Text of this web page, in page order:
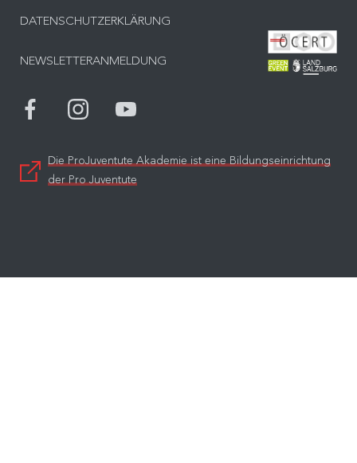
DATENSCHUTZERKLÄRUNG
NEWSLETTERANMELDUNG
Die ProJuventute Akademie ist eine Bildungseinrichtung
der Pro Juventute